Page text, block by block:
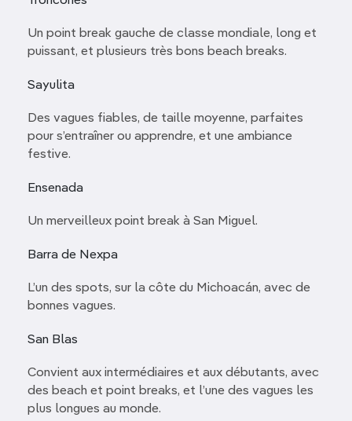
Un point break gauche de classe mondiale, long et
puissant, et plusieurs très bons beach breaks.
Sayulita
Des vagues fiables, de taille moyenne, parfaites
pour s’entraîner ou apprendre, et une ambiance
festive.
Ensenada
Un merveilleux point break à San Miguel.
Barra de Nexpa
L’un des spots, sur la côte du Michoacán, avec de
bonnes vagues.
San Blas
Convient aux intermédiaires et aux débutants, avec
des beach et point breaks, et l’une des vagues les
plus longues au monde.